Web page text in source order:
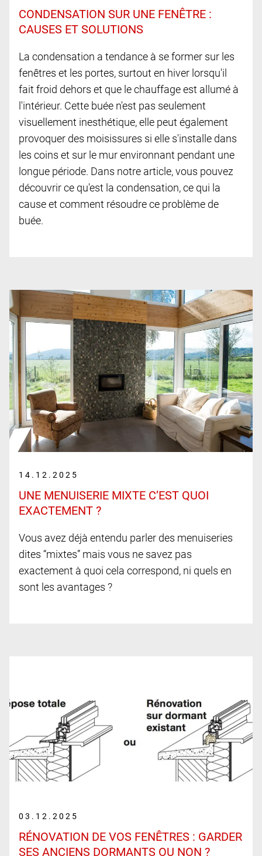
CONDENSATION SUR UNE FENÊTRE :
CAUSES ET SOLUTIONS
La condensation a tendance à se former sur les
fenêtres et les portes, surtout en hiver lorsqu'il
fait froid dehors et que le chauffage est allumé à
l'intérieur. Cette buée n'est pas seulement
visuellement inesthétique, elle peut également
provoquer des moisissures si elle s'installe dans
les coins et sur le mur environnant pendant une
longue période. Dans notre article, vous pouvez
découvrir ce qu'est la condensation, ce qui la
cause et comment résoudre ce problème de
buée.
14.12.2025
UNE MENUISERIE MIXTE C’EST QUOI
EXACTEMENT ?
Vous avez déjà entendu parler des menuiseries
dites “mixtes” mais vous ne savez pas
exactement à quoi cela correspond, ni quels en
sont les avantages ?
03.12.2025
RÉNOVATION DE VOS FENÊTRES : GARDER
SES ANCIENS DORMANTS OU NON ?